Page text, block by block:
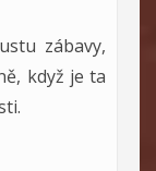
zábavy,
když je ta